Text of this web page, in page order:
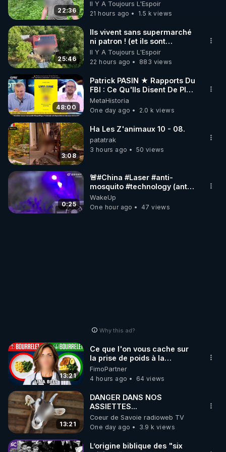
nerveux, et les choix de chaque jour.
➡️ Pour aller plus loin, RDV sur
https://rgnr.tv/@un-ete-pour-tout-changer?
utm_source=youtube&utm_medium=podcast&utm_
campaign=ete2025&utm_content=podcast2
Déjà abonné·e ? Connectez-vous pour accéder au
parcours.
-----------
00:08 – Introduction personnelle
Pascal revient de Guadeloupe, remercie pour les
messages reçus, évoque le programme « Un été
pour se régénérer » et annonce le thème du jour :
sortir de la logique de réparation.
01:18 – Réparer vs régénérer : un malentendu
culturel
– La vraie bascule : changer de cap, pas
juste ralentir
La puissance du choix conscient : tourner,
bifurquer, ne plus rester sur la mauvaise route.
Évocation de la “repentance” au sens étymologique
: changer de pente.
05:32 – Culpabilité vs responsabilité : sortir de
l’impasse
Pourquoi se sentir coupable ne mène à rien, et
22:36
avec un simple ruisseau
Il Y A Toujours L'Espoir
21 hours ago
1.5 k views
25:46
Ils vivent sans supermarché
ni patron ! (et ils sont
heureux)
Il Y A Toujours L'Espoir
22 hours ago
883 views
48:00
Patrick PASIN ★ Rapports Du
FBI : Ce Qu'Ils Disent De Plus
Grave Sur Hitler
MetaHistoria
One day ago
2.0 k views
3:08
Ha Les Z'animaux 10 - 08.
patatrak
3 hours ago
50 views
0:25
🚨#China #Laser #anti-
mosquito #technology (anti
#moustique) Photon Matrix
WakeUp
One hour ago
47 views
Why this ad?
13:21
Ce que l'on vous cache sur
la prise de poids à la
ménopause
FimoPartner
4 hours ago
64 views
13:21
DANGER DANS NOS
ASSIETTES...
Coeur de Savoie radioweb TV
One day ago
3.9 k views
L’origine biblique des "six